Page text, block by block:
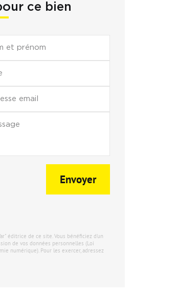
ce bien
Envoyer
éditrice de ce site. Vous bénéficiez d'un
de vos données personnelles (Loi
numérique). Pour les exercer, adressez